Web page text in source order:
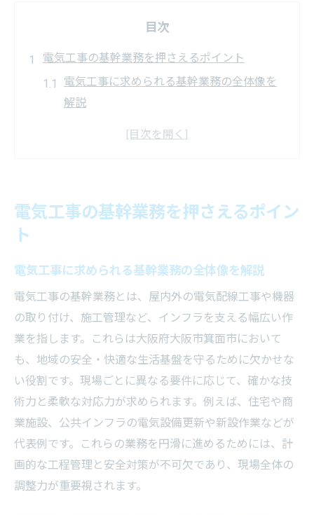
目次
電気工事の基幹業務を押さえるポイント
電気工事に求められる基幹業務の全体像を
解説
現場で活躍する電気工事の基本スキルとは
ト
信頼性重視なら電気工事の選び方を解説
電気工事で信頼できる業者選定の基準を解
説
電気工事業者選びで重視したい信頼性のポ
イント
電気工事の実績や口コミから分かる選び方
のコツ
信頼性アップにつながる電気工事業者の特
徴
電気工事の基幹業務を押さえるポイン
ト
電気工事に求められる基幹業務の全体像を解説
電気工事の基幹業務とは、屋内外の電気配線工事や機器
の取り付け、施工管理など、インフラを支える幅広い作
業を指します。これらは大阪府大阪市箕面市において
も、地域の安全・快適な生活基盤を守るために欠かせな
い役割です。現場ごとに異なる要件に応じて、確かな技
術力と柔軟な対応力が求められます。例えば、住宅や商
業施設、公共インフラの電気設備更新や新設作業などが
代表例です。これらの業務を円滑に進めるためには、計
画的な工程管理と安全対策が不可欠であり、現場全体の
調整力が重要視されます。